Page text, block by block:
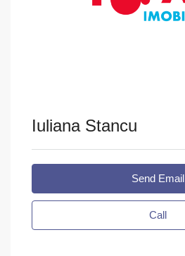
Iuliana Stancu
Send Email
Call